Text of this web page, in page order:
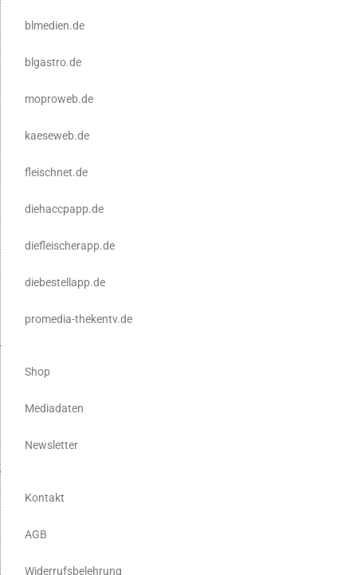
blmedien.de
blgastro.de
moproweb.de
kaeseweb.de
fleischnet.de
diehaccpapp.de
diefleischerapp.de
diebestellapp.de
promedia-thekentv.de
Shop
Mediadaten
Newsletter
Kontakt
AGB
Widerrufsbelehrung